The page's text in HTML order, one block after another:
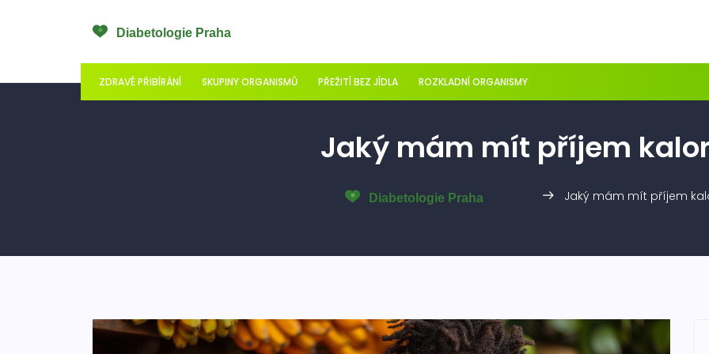
ZDRAVÉ PŘIBÍRÁNÍ SKUPINY ORGANISMŮ PŘEŽITÍ BEZ JÍDLA ROZKLADNÍ ORGANISMY
Jaký mám mít příjem
Jaký mám mít příjem